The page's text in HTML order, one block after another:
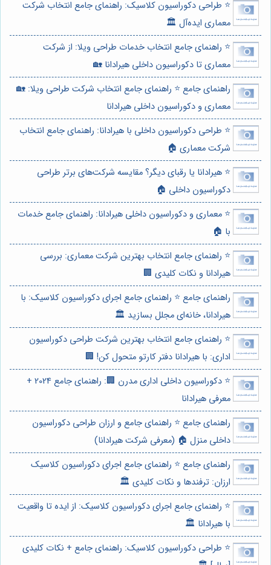
⭐️ طراحی دکوراسیون کلاسیک: راهنمای جامع انتخاب شرکت
معماری ایده‌آل 🏛️
⭐️ راهنمای جامع انتخاب خدمات طراحی ویلا: از شرکت
معماری تا دکوراسیون داخلی هیرادانا 🏡
راهنمای جامع ⭐️ راهنمای جامع انتخاب شرکت طراحی ویلا: 🏡
معماری و دکوراسیون داخلی هیرادانا
⭐️ طراحی دکوراسیون داخلی با هیرادانا: راهنمای جامع انتخاب
شرکت معماری 🏠
⭐️ هیرادانا یا رقبای دیگر؟ مقایسه شرکت‌های برتر طراحی
دکوراسیون داخلی 🏠
⭐️ معماری و دکوراسیون داخلی هیرادانا: راهنمای جامع خدمات
با 🏠
⭐️ راهنمای جامع انتخاب بهترین شرکت معماری: بررسی
هیرادانا و نکات کلیدی 🏢
راهنمای جامع ⭐️ راهنمای جامع اجرای دکوراسیون کلاسیک: با
هیرادانا، خانه‌ای مجلل بسازید 🏛️
⭐️ راهنمای جامع انتخاب بهترین شرکت طراحی دکوراسیون
اداری: با هیرادانا دفتر کارتو متحول کن! 🏢
⭐️ دکوراسیون داخلی اداری مدرن 🏢: راهنمای جامع 2024 +
معرفی هیرادانا
راهنمای جامع ⭐️ راهنمای جامع و ارزان طراحی دکوراسیون
داخلی منزل 🏠 (معرفی شرکت هیرادانا)
راهنمای جامع ⭐️ راهنمای جامع اجرای دکوراسیون کلاسیک
ارزان: ترفندها و نکات کلیدی 🏛️
⭐️ راهنمای جامع اجرای دکوراسیون کلاسیک: از ایده تا واقعیت
با هیرادانا 🏛️
⭐️ طراحی دکوراسیون کلاسیک: راهنمای جامع + نکات کلیدی